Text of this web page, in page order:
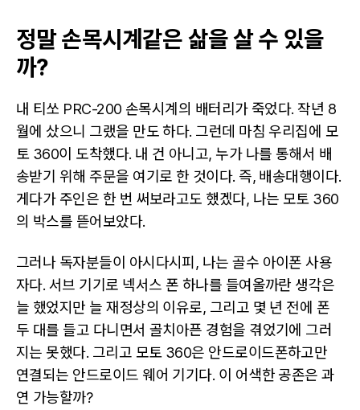
정말 손목시계같은 삶을 살 수 있을
까?
내 티쏘 PRC-200 손목시계의 배터리가 죽었다. 작년 8
월에 샀으니 그랬을 만도 하다. 그런데 마침 우리집에 모
토 360이 도착했다. 내 건 아니고, 누가 나를 통해서 배
송받기 위해 주문을 여기로 한 것이다. 즉, 배송대행이다.
게다가 주인은 한 번 써보라고도 했겠다, 나는 모토 360
의 박스를 뜯어보았다.
그러나 독자분들이 아시다시피, 나는 골수 아이폰 사용
자다. 서브 기기로 넥서스 폰 하나를 들여올까란 생각은
늘 했었지만 늘 재정상의 이유로, 그리고 몇 년 전에 폰
두 대를 들고 다니면서 골치아픈 경험을 겪었기에 그러
지는 못했다. 그리고 모토 360은 안드로이드폰하고만
연결되는 안드로이드 웨어 기기다. 이 어색한 공존은 과
연 가능할까?